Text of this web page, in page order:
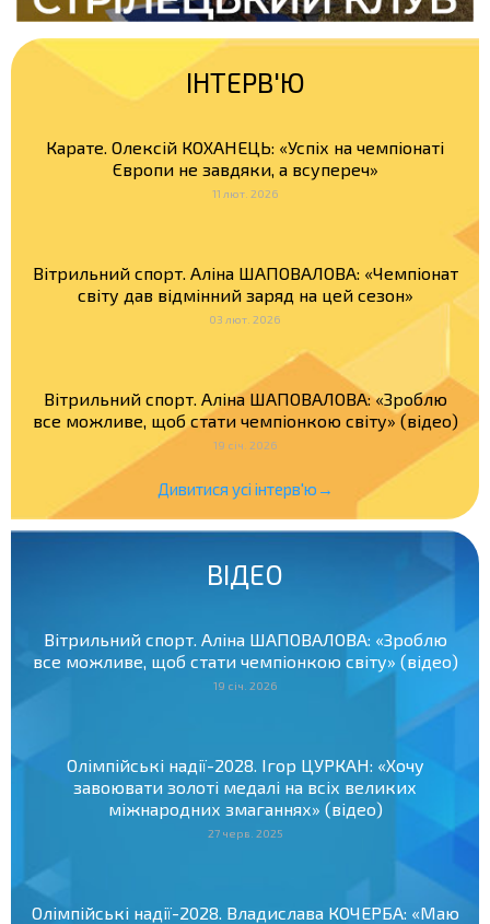
ІНТЕРВ'Ю
Карате. Олексій КОХАНЕЦЬ: «Успіх на чемпіонаті
Європи не завдяки, а всупереч»
11 лют. 2026
Вітрильний спорт. Аліна ШАПОВАЛОВА: «Чемпіонат
світу дав відмінний заряд на цей сезон»
03 лют. 2026
Вітрильний спорт. Аліна ШАПОВАЛОВА: «Зроблю
все можливе, щоб стати чемпіонкою світу» (відео)
19 січ. 2026
Дивитися усі інтерв'ю→
ВІДЕО
Вітрильний спорт. Аліна ШАПОВАЛОВА: «Зроблю
все можливе, щоб стати чемпіонкою світу» (відео)
19 січ. 2026
Олімпійські надії-2028. Ігор ЦУРКАН: «Хочу
завоювати золоті медалі на всіх великих
міжнародних змаганнях» (відео)
27 черв. 2025
Олімпійські надії-2028. Владислава КОЧЕРБА: «Маю